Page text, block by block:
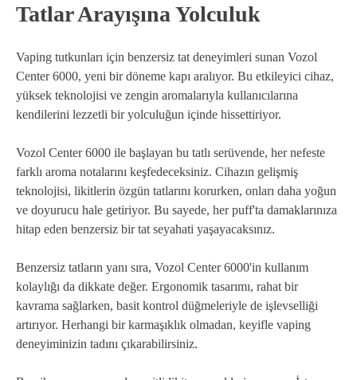
Tatlar Arayışına Yolculuk
Vaping tutkunları için benzersiz tat deneyimleri sunan Vozol
Center 6000, yeni bir döneme kapı aralıyor. Bu etkileyici cihaz,
yüksek teknolojisi ve zengin aromalarıyla kullanıcılarına
kendilerini lezzetli bir yolculuğun içinde hissettiriyor.
Vozol Center 6000 ile başlayan bu tatlı serüvende, her nefeste
farklı aroma notalarını keşfedeceksiniz. Cihazın gelişmiş
teknolojisi, likitlerin özgün tatlarını korurken, onları daha yoğun
ve doyurucu hale getiriyor. Bu sayede, her puff'ta damaklarınıza
hitap eden benzersiz bir tat seyahati yaşayacaksınız.
Benzersiz tatların yanı sıra, Vozol Center 6000'in kullanım
kolaylığı da dikkate değer. Ergonomik tasarımı, rahat bir
kavrama sağlarken, basit kontrol düğmeleriyle de işlevselliği
artırıyor. Herhangi bir karmaşıklık olmadan, keyifle vaping
deneyiminizin tadını çıkarabilirsiniz.